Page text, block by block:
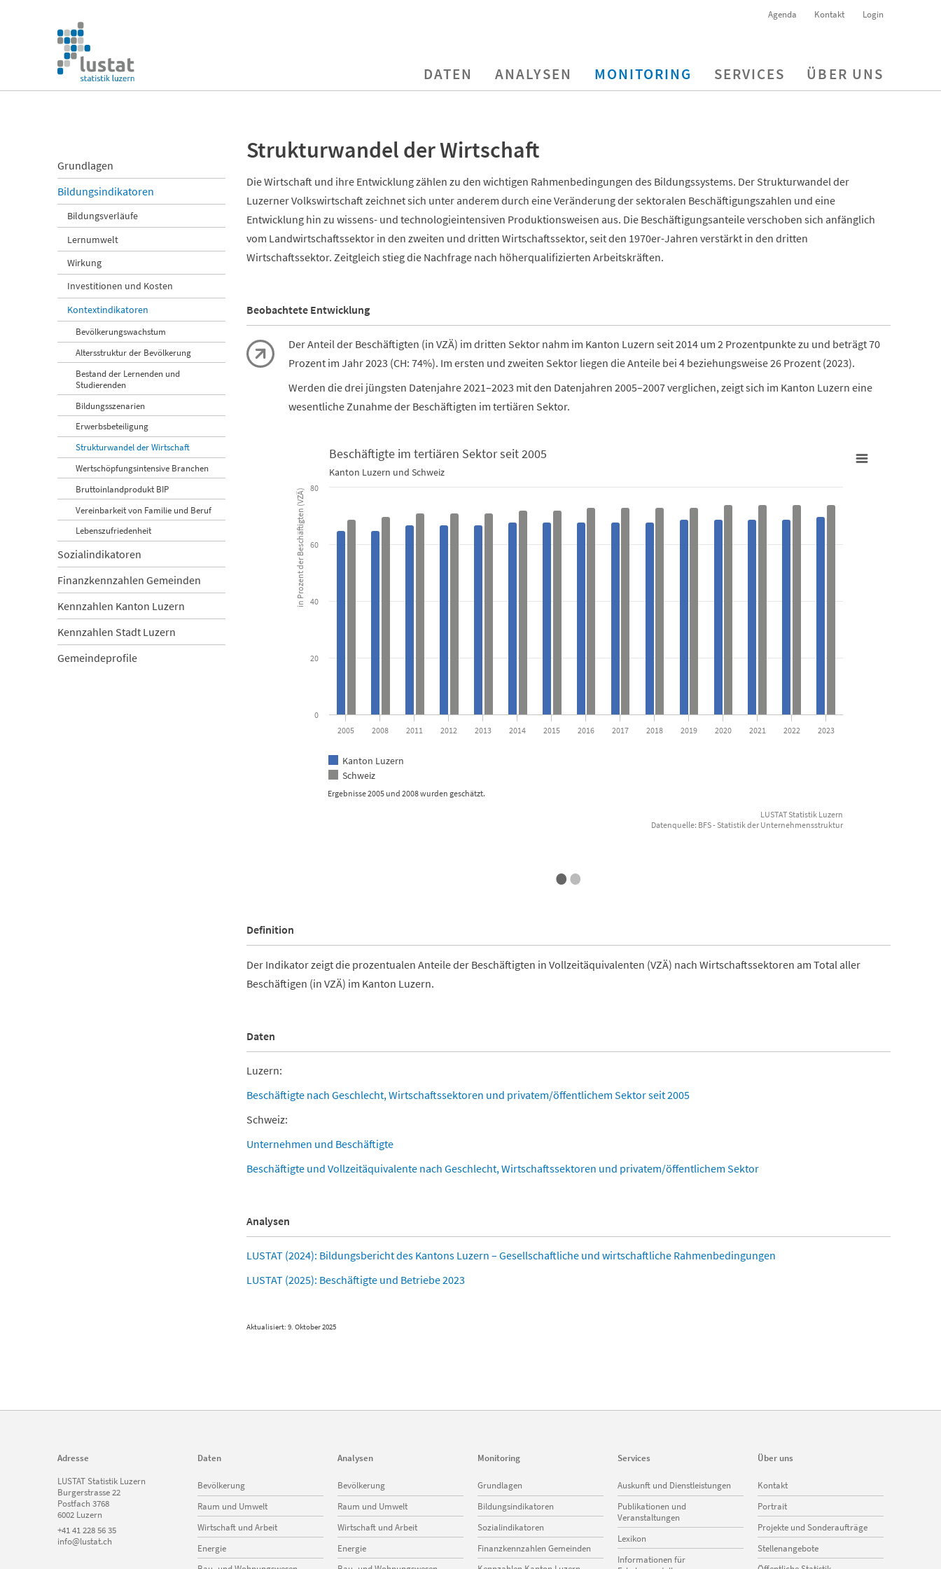
überspringen
Agenda Kontakt Login
Navigation
überspringen
DATEN ANALYSEN MONITORING SERVICES ÜBER UNS
Strukturwandel der Wirtschaft
Die Wirtschaft und ihre Entwicklung zählen zu den wichtigen Rahmenbedingungen des Bildungssystems. Der Strukturwandel der
Luzerner Volkswirtschaft zeichnet sich unter anderem durch eine Veränderung der sektoralen Beschäftigungszahlen und eine
Entwicklung hin zu wissens- und technologieintensiven Produktionsweisen aus. Die Beschäftigungsanteile verschoben sich anfänglich
vom Landwirtschaftssektor in den zweiten und dritten Wirtschaftssektor, seit den 1970er-Jahren verstärkt in den dritten
Wirtschaftssektor. Zeitgleich stieg die Nachfrage nach höherqualifizierten Arbeitskräften.
Beobachtete Entwicklung
Der Anteil der Beschäftigten (in VZÄ) im dritten Sektor nahm im Kanton Luzern seit 2014 um 2 Prozentpunkte zu und beträgt 70
Prozent im Jahr 2023 (CH: 74%). Im ersten und zweiten Sektor liegen die Anteile bei 4 beziehungsweise 26 Prozent (2023).
Werden die drei jüngsten Datenjahre 2021–2023 mit den Datenjahren 2005–2007 verglichen, zeigt sich im Kanton Luzern eine
wesentliche Zunahme der Beschäftigten im tertiären Sektor.
Beschäftigte im tertiären Sektor seit 2005
Bar chart with 2 data series.
Kanton Luzern und Schweiz
View as data table, Beschäftigte im tertiären Sektor seit 2005
The chart has 1 X axis displaying categories.
The chart has 1 Y axis displaying in Prozent der Beschäftigten (VZÄ). Data ranges from 65 to 74.
Ergebnisse 2005 und 2008 wurden geschätzt.
in Prozent der Beschäftigten (VZÄ)
Beschäftigte im tertiären Sektor seit 2005
Kanton Luzern und Schweiz
Kanton Luzern
Schweiz
2005 2008 2011 2012 2013 2014 2015 2016 2017 2018 2019 2020 2021 2022 2023
0
20
40
60
80
LUSTAT Statistik Luzern
Datenquelle: BFS - Statistik der Unternehmensstruktur
••
Definition
Der Indikator zeigt die prozentualen Anteile der Beschäftigten in Vollzeitäquivalenten (VZÄ) nach Wirtschaftssektoren am Total aller
Beschäftigen (in VZÄ) im Kanton Luzern.
Daten
Luzern:
Beschäftigte nach Geschlecht, Wirtschaftssektoren und privatem/öffentlichem Sektor seit 2005
Schweiz:
Unternehmen und Beschäftigte
Beschäftigte und Vollzeitäquivalente nach Geschlecht, Wirtschaftssektoren und privatem/öffentlichem Sektor
Analysen
LUSTAT (2024): Bildungsbericht des Kantons Luzern – Gesellschaftliche und wirtschaftliche Rahmenbedingungen
LUSTAT (2025): Beschäftigte und Betriebe 2023
Aktualisiert: 9. Oktober 2025
Navigation
überspringen
Grundlagen
Bildungsindikatoren
Bildungsverläufe
Lernumwelt
Wirkung
Investitionen und Kosten
Kontextindikatoren
Bevölkerungswachstum
Altersstruktur der Bevölkerung
Bestand der Lernenden und
Studierenden
Bildungsszenarien
Erwerbsbeteiligung
Strukturwandel der Wirtschaft
Wertschöpfungsintensive Branchen
Bruttoinlandprodukt BIP
Vereinbarkeit von Familie und Beruf
Lebenszufriedenheit
Sozialindikatoren
Finanzkennzahlen Gemeinden
Kennzahlen Kanton Luzern
Kennzahlen Stadt Luzern
Gemeindeprofile
Adresse
LUSTAT Statistik Luzern
Burgerstrasse 22
Postfach 3768
6002 Luzern
+41 41 228 56 35
info@lustat.ch
Daten
Navigation
überspringen
Bevölkerung
Raum und Umwelt
Wirtschaft und Arbeit
Energie
Analysen
Navigation
überspringen
Bevölkerung
Raum und Umwelt
Wirtschaft und Arbeit
Energie
Monitoring
Navigation
überspringen
Grundlagen
Bildungsindikatoren
Sozialindikatoren
Finanzkennzahlen Gemeinden
Services
Navigation
überspringen
Auskunft und Dienstleistungen
Publikationen und
Veranstaltungen
Lexikon
Informationen für
Über uns
Navigation
überspringen
Kontakt
Portrait
Projekte und Sonderaufträge
Stellenangebote